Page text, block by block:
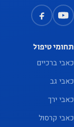
תחומי טיפול
כאבי ברכיים
כאבי גב
כאבי ירך
כאבי קרסול